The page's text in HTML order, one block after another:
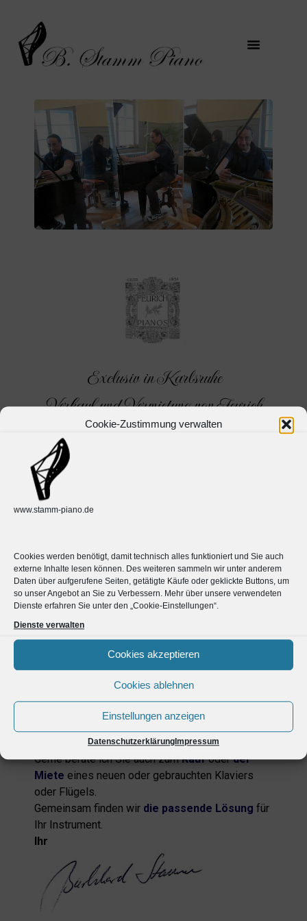
Cookie-Zustimmung verwalten
www.stamm-piano.de
Cookies werden benötigt, damit technisch alles funktioniert und Sie auch
externe Inhalte lesen können. Des weiteren sammeln wir unter anderem
Daten über aufgerufene Seiten, getätigte Käufe oder geklickte Buttons, um
so unser Angebot an Sie zu Verbessern. Mehr über unsere verwendeten
Dienste erfahren Sie unter den „Cookie-Einstellungen“.
Dienste verwalten
Cookies akzeptieren
Cookies ablehnen
Einstellungen anzeigen
Datenschutzerklärung Impressum
Exclusiv in Karlsruhe
Verkauf und Vermietung von Feurich
Instrumenten.
Herzlich Willkommen auf
der Webseite von Burkhard
Stamm in Karlsruhe!
Ich freue mich, Ihnen einen Einblick in meine
vielfältige tägliche Arbeit als Klavierbaumeister
Seit 1990 selbstständig mit eigener Werkstatt,
kann ich Ihnen einen Rundum-Service für Ihr
und Reparaturvon Mechanik und Klaviatur bis
Oberfläche.
Gerne berate ich Sie auch zumKaufoderder
Miete eines neuen oder gebrauchten Klaviers
oder Flügels.
Gemeinsam finden wir die passende Lösung für
Ihr Instrument.
Ihr